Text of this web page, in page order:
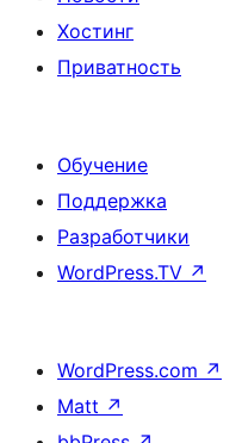
Хостинг
Приватность
Обучение
Поддержка
Разработчики
WordPress.TV ↗
WordPress.com ↗
Matt ↗